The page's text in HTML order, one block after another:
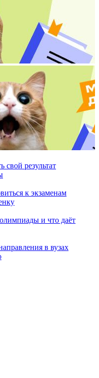
результат
к экзаменам
и что даёт
в вузах